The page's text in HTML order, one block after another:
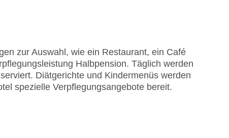
zur Auswahl, wie ein Restaurant, ein Café
Halbpension. Täglich werden
Diätgerichte und Kindermenüs werden
spezielle Verpflegungsangebote bereit.